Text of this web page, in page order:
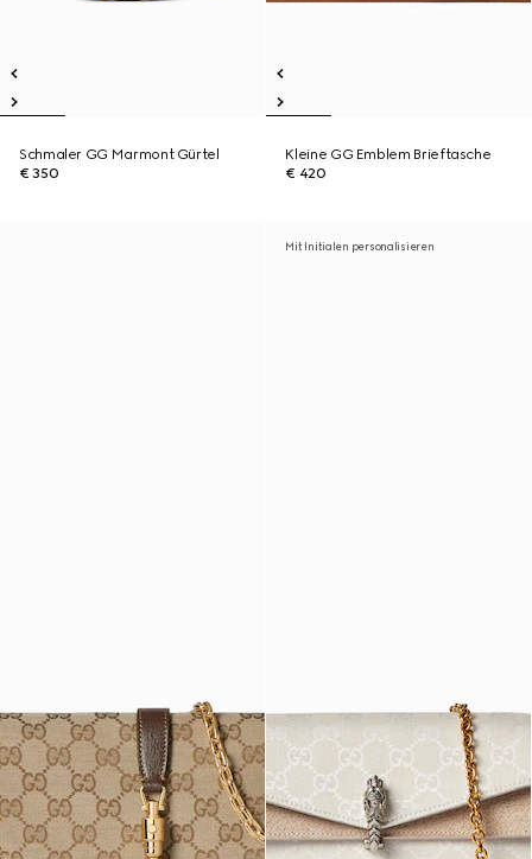
Schmaler GG Marmont Gürtel
€ 350
Kleine GG Emblem Brieftasche
€ 420
Mit Initialen personalisieren